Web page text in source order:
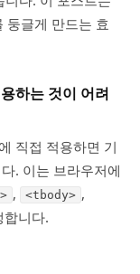
둥글게 만드는 효
하는 것이 어려
직접 적용하면 기
. 이는 브라우저에
, <tbody> ,
합니다.